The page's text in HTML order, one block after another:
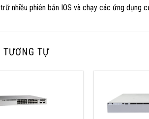
nhiều phiên bản IOS và chạy các ứng dụng
TỰ